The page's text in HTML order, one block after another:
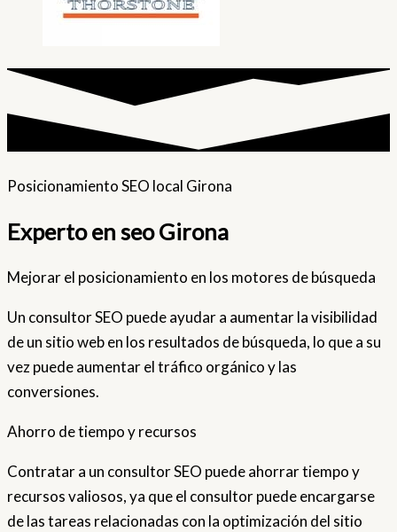
Posicionamiento SEO local Girona
Experto en seo Girona
Mejorar el posicionamiento en los motores de búsqueda
Un consultor SEO puede ayudar a aumentar la visibilidad
de un sitio web en los resultados de búsqueda, lo que a su
vez puede aumentar el tráfico orgánico y las
conversiones.
Ahorro de tiempo y recursos
Contratar a un consultor SEO puede ahorrar tiempo y
recursos valiosos, ya que el consultor puede encargarse
de las tareas relacionadas con la optimización del sitio